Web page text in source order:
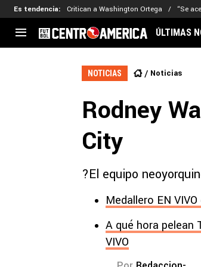
Es tendencia: Critican a Washington Ortega “Se
CENTROAMÉRICA
CONCACAF
Liga de Naciones
Eliminatorias
MLS
ÚLTIMAS
NOTICIAS Noticias
Rodney
City
?El equipo
Medallero EN
A qué hora pelean
VIVO